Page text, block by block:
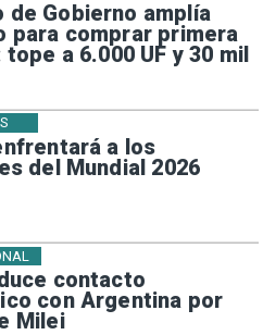
de Gobierno amplía
para comprar primera
a 6.000 UF y 30 mil
a los
del Mundial 2026
contacto
con Argentina por
Milei